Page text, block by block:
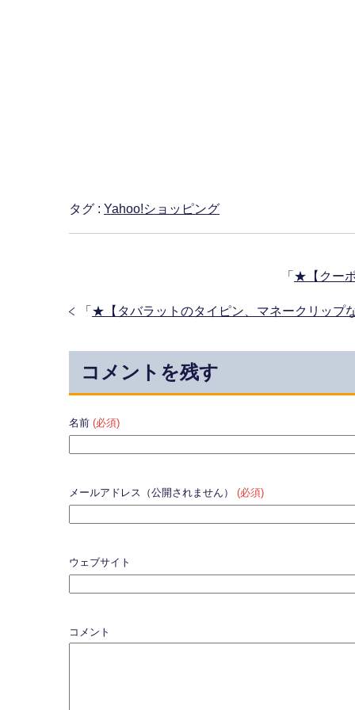
タグ : Yahoo!ショッピング
「 ★【クー
「 ★【タバラットのタイピン、マネークリップ
コメントを残す
名前 (必須)
メールアドレス（公開されません） (必須)
ウェブサイト
コメント